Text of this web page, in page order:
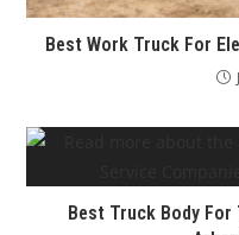
Best Work Truck For
Best Truck Body For